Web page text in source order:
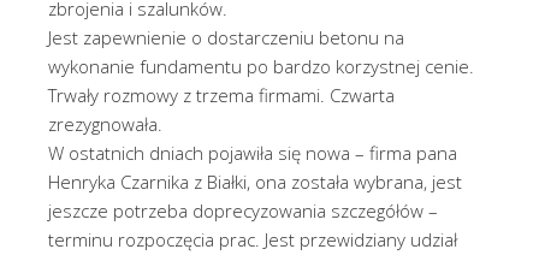
zbrojenia i szalunków.
Jest zapewnienie o dostarczeniu betonu na
wykonanie fundamentu po bardzo korzystnej cenie.
Trwały rozmowy z trzema firmami. Czwarta
zrezygnowała.
W ostatnich dniach pojawiła się nowa – firma pana
Henryka Czarnika z Białki, ona została wybrana, jest
jeszcze potrzeba doprecyzowania szczegółów –
terminu rozpoczęcia prac. Jest przewidziany udział